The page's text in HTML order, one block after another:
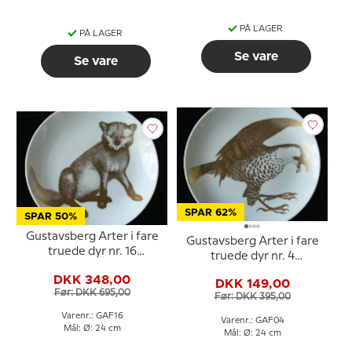
PÅ LAGER
Se vare
PÅ LAGER
Se vare
SPAR 50%
Gustavsberg Arter i fare
truede dyr nr. 16
DKK 348,00
Før: DKK 695,00
Varenr.: GAF16
Mål: Ø: 24 cm
SPAR 62%
Gustavsberg Arter i fare
truede dyr nr. 4
DKK 149,00
Før: DKK 395,00
Varenr.: GAF04
Mål: Ø: 24 cm